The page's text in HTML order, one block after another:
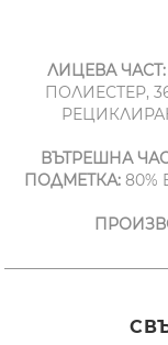
ЛИЦЕВА ЧАСТ:
ПОЛИЕСТЕР,
ВЪТРЕШНА
ПОДМЕТКА:80%